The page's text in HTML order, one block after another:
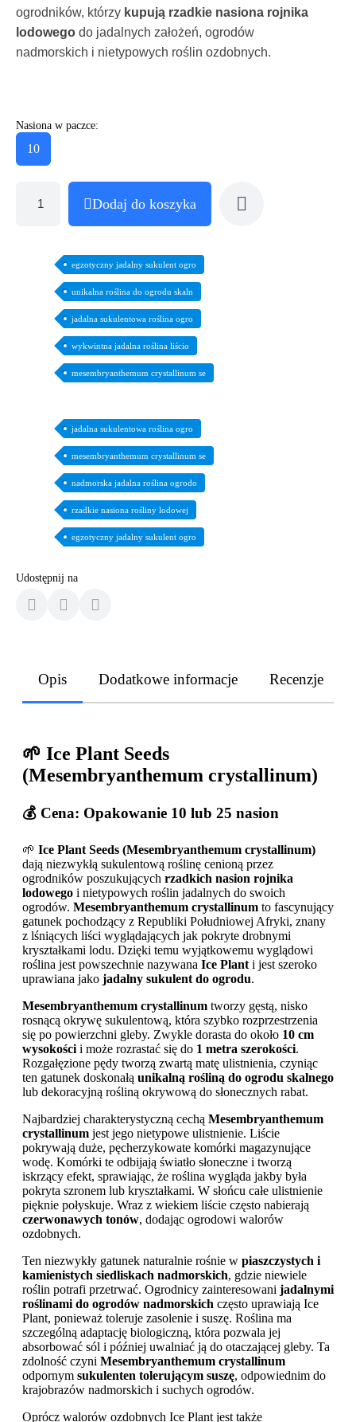
ogrodników, którzy kupują rzadkie nasiona rojnika
lodowego do jadalnych założeń, ogrodów
nadmorskich i nietypowych roślin ozdobnych.
Nasiona w paczce:
10
Dodaj do koszyka
egzotyczny jadalny sukulent ogro
unikalna roślina do ogrodu skaln
jadalna sukulentowa roślina ogro
wykwintna jadalna roślina liścio
mesembryanthemum crystallinum se
jadalna sukulentowa roślina ogro
mesembryanthemum crystallinum se
nadmorska jadalna roślina ogrodo
rzadkie nasiona rośliny lodowej
egzotyczny jadalny sukulent ogro
Udostępnij na
Opis Dodatkowe informacje Recenzje
🌱 Ice Plant Seeds
(Mesembryanthemum crystallinum)
💰 Cena: Opakowanie 10 lub 25 nasion
🌱 Ice Plant Seeds (Mesembryanthemum crystallinum)
dają niezwykłą sukulentową roślinę cenioną przez
ogrodników poszukujących rzadkich nasion rojnika
lodowego i nietypowych roślin jadalnych do swoich
ogrodów. Mesembryanthemum crystallinum to fascynujący
gatunek pochodzący z Republiki Południowej Afryki, znany
z lśniących liści wyglądających jak pokryte drobnymi
kryształkami lodu. Dzięki temu wyjątkowemu wyglądowi
roślina jest powszechnie nazywana Ice Plant i jest szeroko
uprawiana jako jadalny sukulent do ogrodu.
Mesembryanthemum crystallinum tworzy gęstą, nisko
rosnącą okrywę sukulentową, która szybko rozprzestrzenia
się po powierzchni gleby. Zwykle dorasta do około 10 cm
wysokości i może rozrastać się do 1 metra szerokości.
Rozgałęzione pędy tworzą zwartą matę ulistnienia, czyniąc
ten gatunek doskonałą unikalną rośliną do ogrodu skalnego
lub dekoracyjną rośliną okrywową do słonecznych rabat.
Najbardziej charakterystyczną cechą Mesembryanthemum
crystallinum jest jego nietypowe ulistnienie. Liście
pokrywają duże, pęcherzykowate komórki magazynujące
wodę. Komórki te odbijają światło słoneczne i tworzą
iskrzący efekt, sprawiając, że roślina wygląda jakby była
pokryta szronem lub kryształkami. W słońcu całe ulistnienie
pięknie połyskuje. Wraz z wiekiem liście często nabierają
czerwonawych tonów, dodając ogrodowi walorów
ozdobnych.
Ten niezwykły gatunek naturalnie rośnie w piaszczystych i
kamienistych siedliskach nadmorskich, gdzie niewiele
roślin potrafi przetrwać. Ogrodnicy zainteresowani jadalnymi
roślinami do ogrodów nadmorskich często uprawiają Ice
Plant, ponieważ toleruje zasolenie i suszę. Roślina ma
szczególną adaptację biologiczną, która pozwala jej
absorbować sól i później uwalniać ją do otaczającej gleby. Ta
zdolność czyni Mesembryanthemum crystallinum
odpornym sukulenten tolerującym suszę, odpowiednim do
krajobrazów nadmorskich i suchych ogrodów.
Oprócz walorów ozdobnych Ice Plant jest także